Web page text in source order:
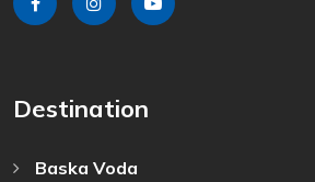
Destination
Baska Voda